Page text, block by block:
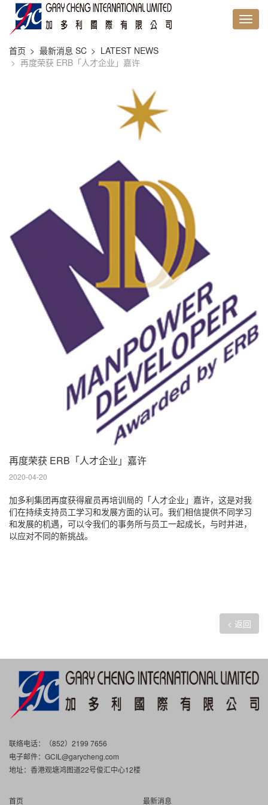
首页 最新消息 SC
LATEST NEWS
再度荣获 ERB「人才企业」嘉许
再度荣获 ERB「人才企业」嘉许
2020-04-20
加多利集团再度获得雇员再培训局的「人才企业」嘉许，这是对我
们在持续支持员工学习和发展方面的认可。我们相信提供不同学习
和发展的机遇，可以令我们的事务所与员工一起成长，与时并进，
以应对不同的新挑战。
< 返回
联络电话：（852）2199 7656
电子邮件： GCIL@garycheng.com
地址：香港观塘鸿图道22号俊汇中心12楼
首页 最新消息